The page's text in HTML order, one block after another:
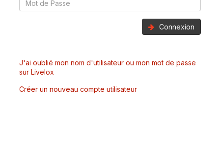
Connexion
J'ai oublié mon nom d'utilisateur ou mon mot de passe
sur Livelox
Créer un nouveau compte utilisateur